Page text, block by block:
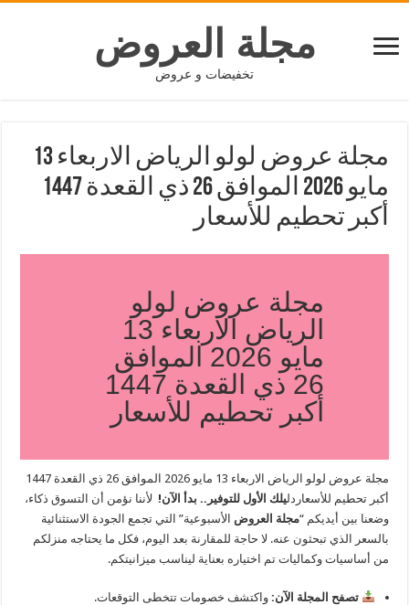
مجلة العروض
تخفيضات و عروض
مجلة عروض لولو الرياض الاربعاء 13
مايو 2026 الموافق 26 ذي القعدة 1447
أكبر تحطيم للأسعار
مجلة عروض لولو
الرياض الاربعاء 13
مايو 2026 الموافق
26 ذي القعدة 1447
أكبر تحطيم للأسعار
مجلة عروض لولو الرياض الاربعاء 13 مايو 2026 الموافق 26 ذي القعدة 1447
أكبر تحطيم للأسعاردليلك الأول للتوفير.. بدأ الآن! لأننا نؤمن أن التسوق ذكاء،
وضعنا بين أيديكم “مجلة العروض الأسبوعية” التي تجمع الجودة الاستثنائية
بالسعر الذي تبحثون عنه. لا حاجة للمقارنة بعد اليوم، فكل ما يحتاجه منزلكم
من أساسيات وكماليات تم اختياره بعناية ليناسب ميزانيتكم.
تصفح المجلة الآن: واكتشف خصومات تتخطى التوقعات.